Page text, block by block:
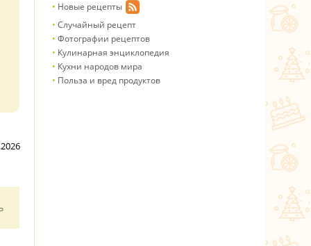
Новые рецепты
Случайный рецепт
Фотографии рецептов
Кулинарная энциклопедия
Кухни народов мира
Польза и вред продуктов